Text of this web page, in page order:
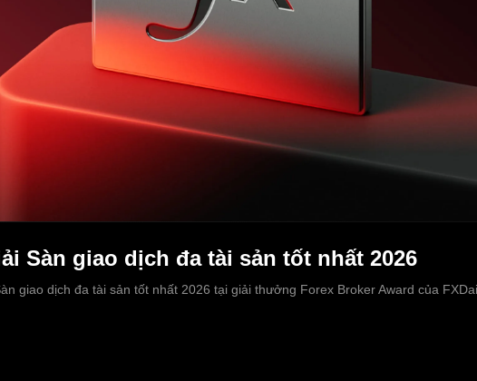
Sàn giao dịch đa tài sản tốt nhất 2026
giao dịch đa tài sản tốt nhất 2026 tại giải thưởng Forex Broker Award của